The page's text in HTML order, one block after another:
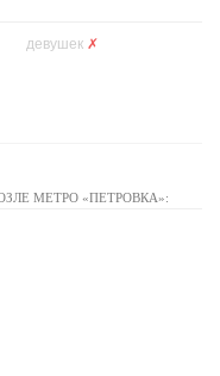
девушек ✗
МЕТРО «ПЕТРОВКА»: